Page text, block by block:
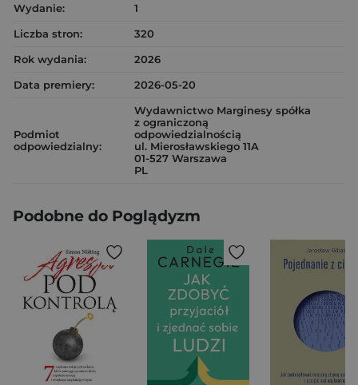
Wydanie:
1
Liczba stron:
320
Rok wydania:
2026
Data premiery:
2026-05-20
Podmiot
odpowiedzialny:
Wydawnictwo Marginesy spółka
z ograniczoną
odpowiedzialnością
ul. Mierosławskiego 11A
01-527 Warszawa
PL
Podobne do Poglądyzm